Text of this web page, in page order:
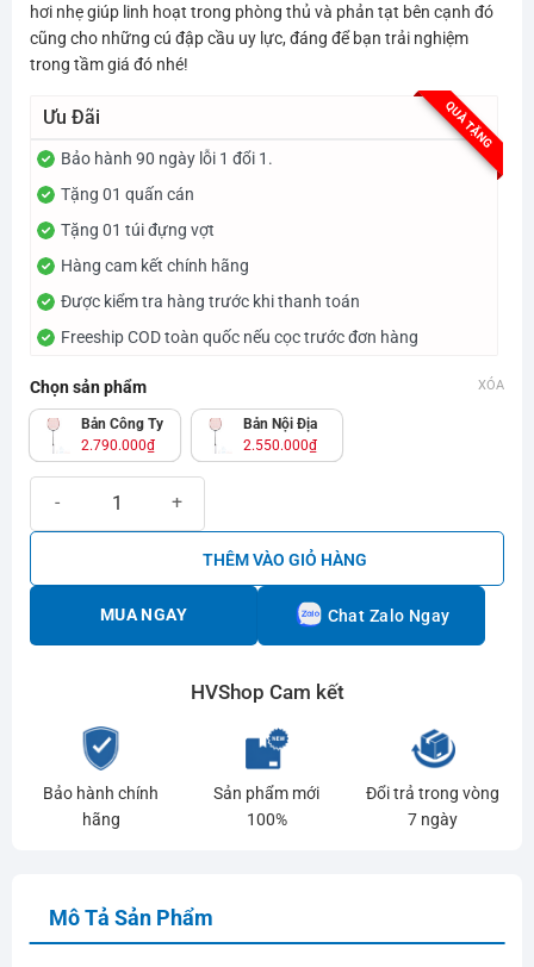
từ
2.550.000₫
2.790.000₫
hơi nhẹ giúp linh hoạt trong phòng thủ và phản tạt bên cạnh đó
cũng cho những cú đập cầu uy lực, đáng để bạn trải nghiệm
trong tầm giá đó nhé!
QUÀ TẶNG
Ưu Đãi
Bảo hành 90 ngày lỗi 1 đổi 1.
Tặng 01 quấn cán
Tặng 01 túi đựng vợt
Hàng cam kết chính hãng
Được kiểm tra hàng trước khi thanh toán
Freeship COD toàn quốc nếu cọc trước đơn hàng
Chọn sản phẩm
Bản Công Ty
2.790.000₫
Bản Nội Địa
2.550.000₫
XÓA
THÊM VÀO GIỎ HÀNG
MUA NGAY Chat Zalo Ngay
HVShop Cam kết
Bảo hành chính
hãng
Sản phẩm mới
100%
Đổi trả trong vòng
7 ngày
Mô Tả Sản Phẩm